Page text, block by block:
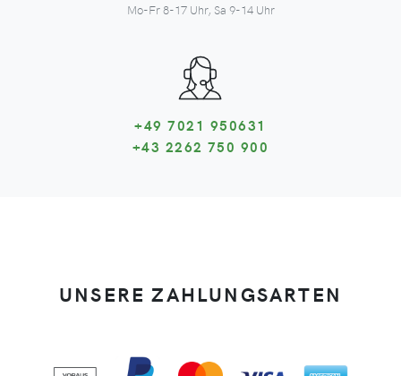
Mo-Fr 8-17 Uhr, Sa 9-14 Uhr
+49 7021 950631
+43 2262 750 900
UNSERE ZAHLUNGSARTEN